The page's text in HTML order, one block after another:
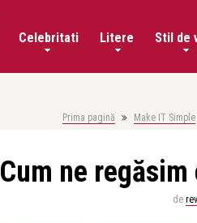
Celebritati Litere Stil de
Prima pagină Make IT Simple
Cum ne
de